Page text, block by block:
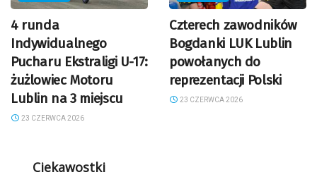
4 runda
Indywidualnego
Pucharu Ekstraligi U-17:
żużlowiec Motoru
Lublin na 3 miejscu
23 CZERWCA 2026
Czterech zawodników
Bogdanki LUK Lublin
powołanych do
reprezentacji Polski
23 CZERWCA 2026
Ciekawostki